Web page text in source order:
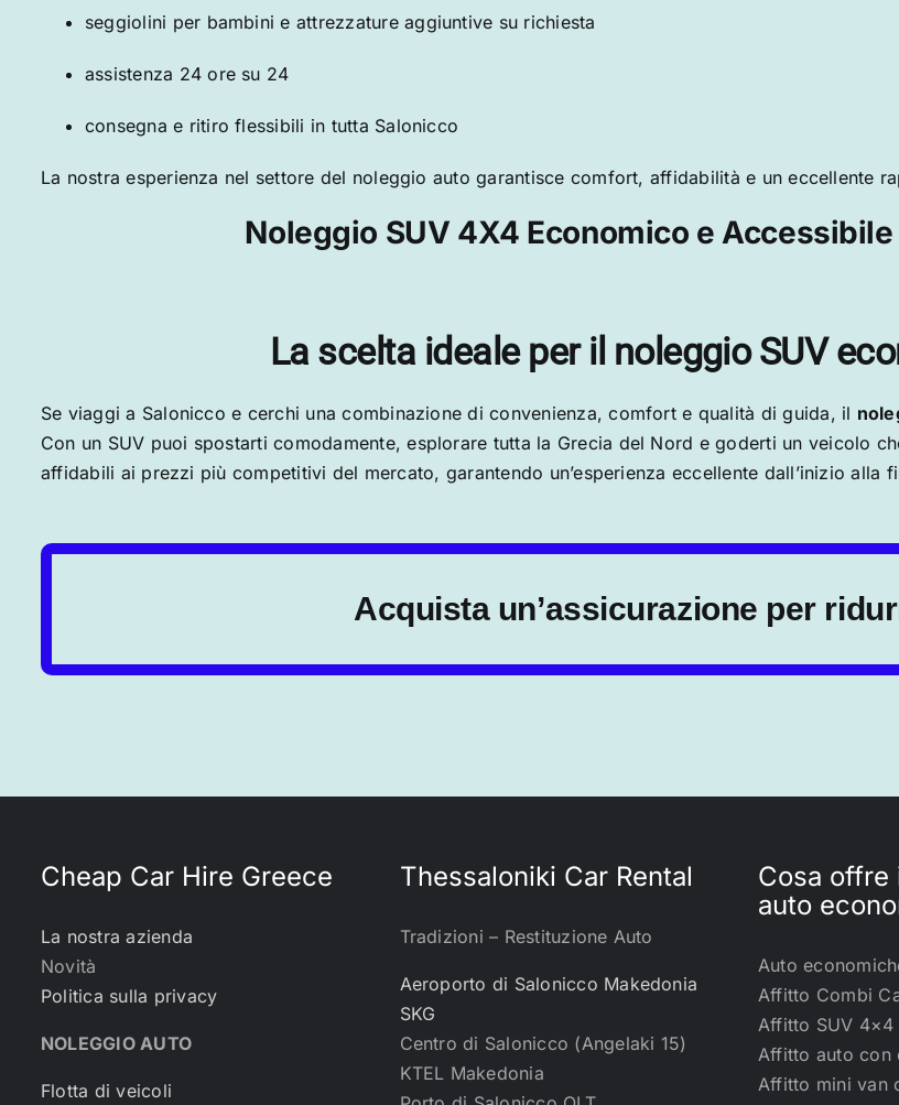
seggiolini per bambini e attrezzature aggiuntive su richiesta
assistenza 24 ore su 24
consegna e ritiro flessibili in tutta Salonicco
La nostra esperienza nel settore del noleggio auto garantisce comfort, affidabilità e un eccellente
Noleggio SUV 4X4 Economico e
La scelta ideale per il noleggio SUV
Se viaggi a Salonicco e cerchi una combinazione di convenienza, comfort e qualità di guida, il
Con un SUV puoi spostarti comodamente, esplorare tutta la Grecia del Nord e goderti un veicolo
affidabili ai prezzi più competitivi del mercato, garantendo un’esperienza eccellente dall’inizio alla
Acquista un’assicurazione per
Cheap Car Hire Greece
La nostra azienda
Novità
Politica sulla privacy
NOLEGGIO AUTO
Flotta di veicoli
Thessaloniki Car Rental
Tradizioni – Restituzione Auto
Aeroporto di Salonicco Makedonia
SKG
Centro di Salonicco (Angelaki 15)
KTEL Makedonia
Cosa offre
auto
Auto
Affitto Combi
Affitto SUV 4×4
Affitto auto con
Affitto mini van